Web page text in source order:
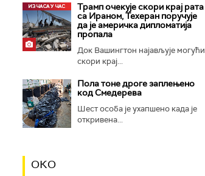
Трамп очекује скори крај рата
са Ираном, Техеран поручује
да је америчка дипломатија
пропала
Док Вашингтон најављује могући
скори крај...
Пола тоне дроге заплењено
код Смедерева
Шест особа је ухапшено када је
откривена...
ОКО